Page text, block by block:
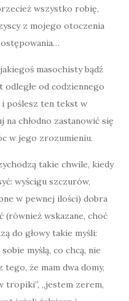
wszystko robię,
z mojego otoczenia
masochisty bądź
od codziennego
i poślesz ten tekst w
chłodno zastanowić się
w jego zrozumieniu.
takie chwile, kiedy
wyścigu szczurów,
w pewnej ilości) dobra
(również wskazane, choć
do głowy takie myśli:
myślą, co chcą, nie
tego, że mam dwa domy,
tropiki”, „jestem zerem,